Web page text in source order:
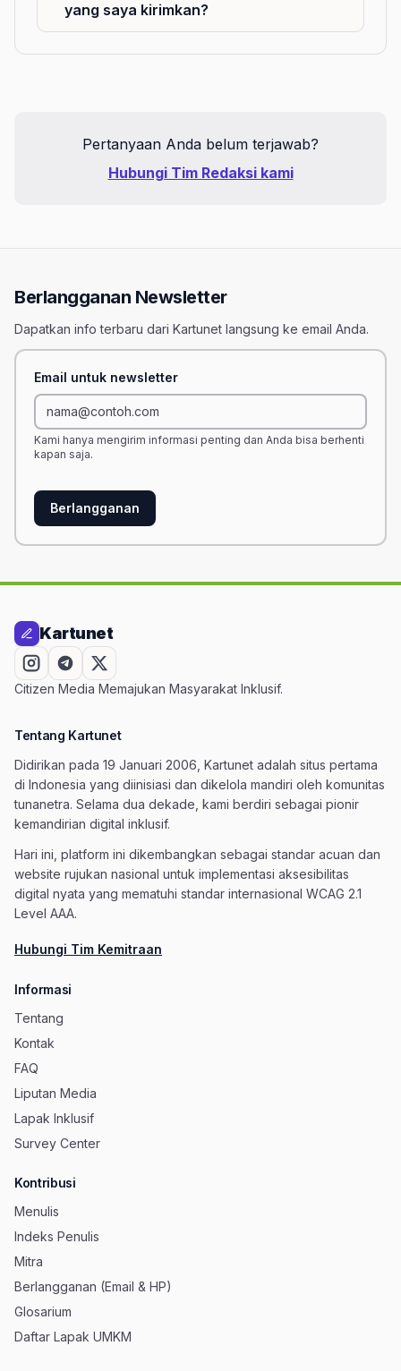
yang saya kirimkan?
Pertanyaan Anda belum terjawab?
Hubungi Tim Redaksi kami
Berlangganan Newsletter
Dapatkan info terbaru dari Kartunet langsung ke email Anda.
Email untuk newsletter
Kami hanya mengirim informasi penting dan Anda bisa berhenti
kapan saja.
Berlangganan
Kartunet
Citizen Media Memajukan Masyarakat Inklusif.
Tentang Kartunet
Didirikan pada 19 Januari 2006, Kartunet adalah situs pertama
di Indonesia yang diinisiasi dan dikelola mandiri oleh komunitas
tunanetra. Selama dua dekade, kami berdiri sebagai pionir
kemandirian digital inklusif.
Hari ini, platform ini dikembangkan sebagai standar acuan dan
website rujukan nasional untuk implementasi aksesibilitas
digital nyata yang mematuhi standar internasional WCAG 2.1
Level AAA.
Hubungi Tim Kemitraan
Informasi
Tentang
Kontak
FAQ
Liputan Media
Lapak Inklusif
Survey Center
Kontribusi
Menulis
Indeks Penulis
Mitra
Berlangganan (Email & HP)
Glosarium
Daftar Lapak UMKM